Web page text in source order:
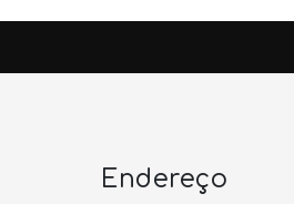
Endereço